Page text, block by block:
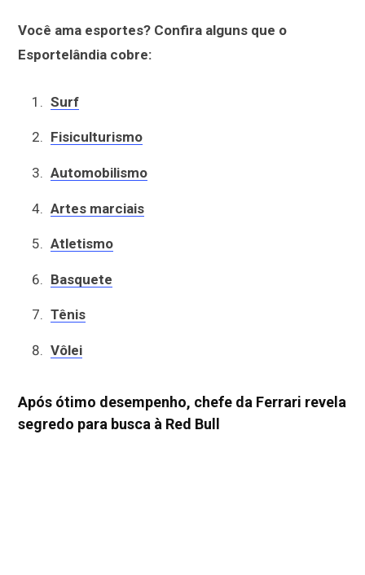
Você ama esportes? Confira alguns que o
Esportelândia cobre:
Surf
Fisiculturismo
Automobilismo
Artes marciais
Atletismo
Basquete
Tênis
Vôlei
Após ótimo desempenho, chefe da Ferrari revela
segredo para busca à Red Bull